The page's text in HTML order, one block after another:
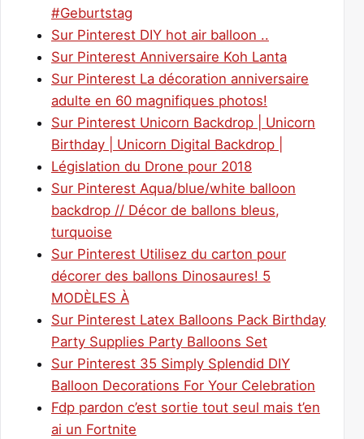
#Geburtstag
Sur Pinterest DIY hot air balloon ..
Sur Pinterest Anniversaire Koh Lanta
Sur Pinterest La décoration anniversaire
adulte en 60 magnifiques photos!
Sur Pinterest Unicorn Backdrop | Unicorn
Birthday | Unicorn Digital Backdrop |
Législation du Drone pour 2018
Sur Pinterest Aqua/blue/white balloon
backdrop // Décor de ballons bleus,
turquoise
Sur Pinterest Utilisez du carton pour
décorer des ballons Dinosaures! 5
MODÈLES À
Sur Pinterest Latex Balloons Pack Birthday
Party Supplies Party Balloons Set
Sur Pinterest 35 Simply Splendid DIY
Balloon Decorations For Your Celebration
Fdp pardon c’est sortie tout seul mais t’en
ai un Fortnite